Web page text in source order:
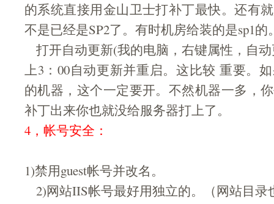
的系统直接用金山卫士打补丁最快。还有
不是已经是SP2了。有时机房给装的是sp1的
打开自动更新(我的电脑，右键属性，自
上3：00自动更新并重启。这比较 重要。
的机器，这个一定要开。不然机器一多，
补丁出来你也就没给服务器打上了。
4，帐号安全：
1)禁用guest帐号并改名。
2)网站IIS帐号最好用独立的。（网站目录